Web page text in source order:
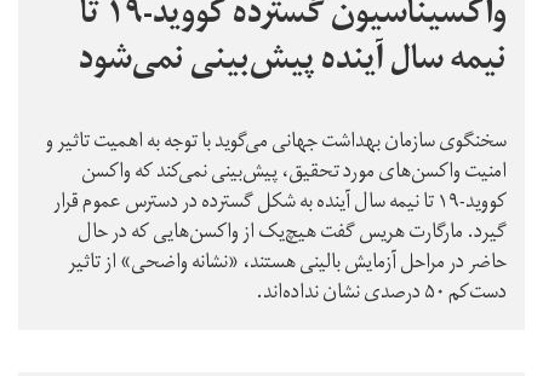
واکسیناسیون گسترده کووید-۱۹ تا
نیمه سال آینده پیش‌بینی نمی‌شود
سخنگوی سازمان بهداشت جهانی می‌گوید با توجه به اهمیت تاثیر و
امنیت واکسن‌های مورد تحقیق، پیش‌بینی نمی‌کند که واکسن
کووید-۱۹ تا نیمه سال آینده به شکل گسترده در دسترس عموم قرار
گیرد. مارگارت هریس گفت هیچ‌یک از واکسن‌هایی که در حال
حاضر در مراحل آزمایش بالینی هستند، «نشانه واضحی» از تاثیر
دست‌کم ۵۰ درصدی نشان نداده‌اند.